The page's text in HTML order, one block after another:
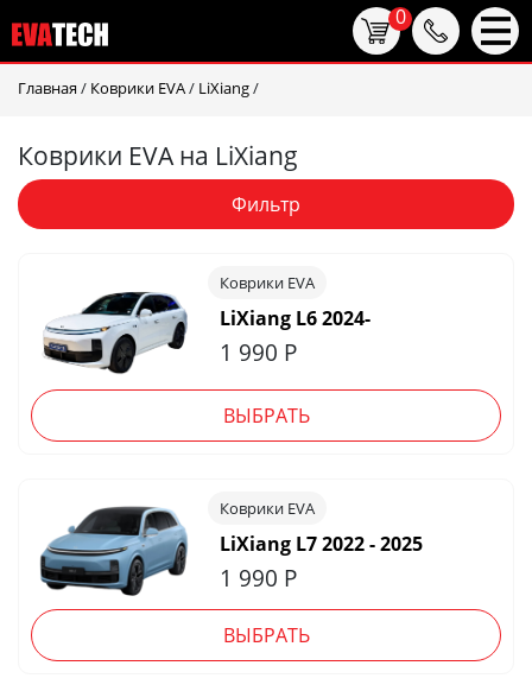
Главная / Коврики EVA/ LiXiang/
Коврики EVA на LiXiang
Фильтр
Коврики EVA
LiXiang L6 2024-
1 990 Р
ВЫБРАТЬ
Коврики EVA
LiXiang L7 2022 - 2025
1 990 Р
ВЫБРАТЬ
0